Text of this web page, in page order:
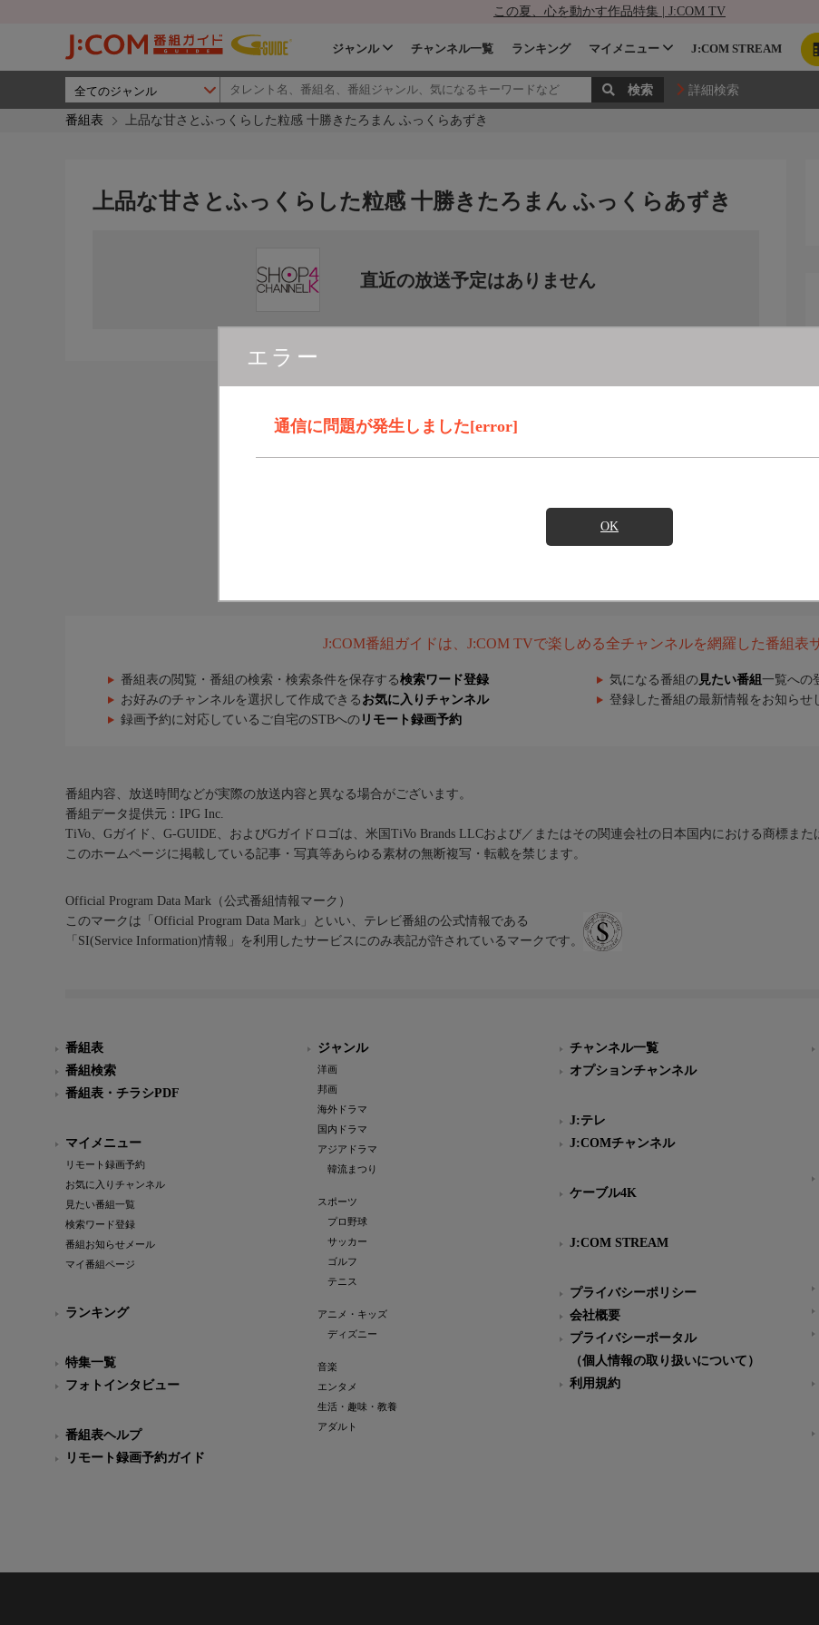
この夏、心を動かす作品特集 | J:COM TV
ジャンル チャンネル一覧 ランキング マイメニュー J:COM STREAM
詳細検索
番組表 上品な甘さとふっくらした粒感 十勝きたろまん ふっくらあずき
エラー
通信に問題が発生しました[error]
OK
上品な甘さとふっくらした粒感 十勝きたろまん ふっくらあずき
直近の放送予定はありません
J:COM番組ガイドは、J:COM TVで楽しめる全チャンネルを網羅した番組表
番組表の閲覧・番組の検索・検索条件を保存する検索ワード登録 気になる番組の 見たい番組 一覧への
お好みのチャンネルを選択して作成できる お気に入りチャンネル 登録した番組の最新情報をお知らせ
録画予約に対応しているご自宅のSTBへの リモート録画予約
番組内容、放送時間などが実際の放送内容と異なる場合がございます。
番組データ提供元：IPG Inc.
TiVo、Gガイド、G-GUIDE、およびGガイドロゴは、米国TiVo Brands LLCおよび／またはその関連会社の日本国内における商標また
このホームページに掲載している記事・写真等あらゆる素材の無断複写・転載を禁じます。
Official Program Data Mark（公式番組情報マーク）
このマークは「Official Program Data Mark」といい、テレビ番組の公式情報である
「SI(Service Information)情報」を利用したサービスにのみ表記が許されているマークです。
番組表
番組検索
番組表・チラシPDF
マイメニュー
リモート録画予約
お気に入りチャンネル
見たい番組一覧
検索ワード登録
番組お知らせメール
マイ番組ページ
ランキング
特集一覧
フォトインタビュー
番組表ヘルプ
リモート録画予約ガイド
ジャンル
洋画
邦画
海外ドラマ
国内ドラマ
アジアドラマ
韓流まつり
スポーツ
プロ野球
サッカー
ゴルフ
テニス
アニメ・キッズ
ディズニー
音楽
エンタメ
生活・趣味・教養
アダルト
チャンネル一覧
オプションチャンネル
J:テレ
J:COMチャンネル
ケーブル4K
J:COM STREAM
プライバシーポリシー
会社概要
プライバシーポータル
（個人情報の取り扱いについて）
利用規約